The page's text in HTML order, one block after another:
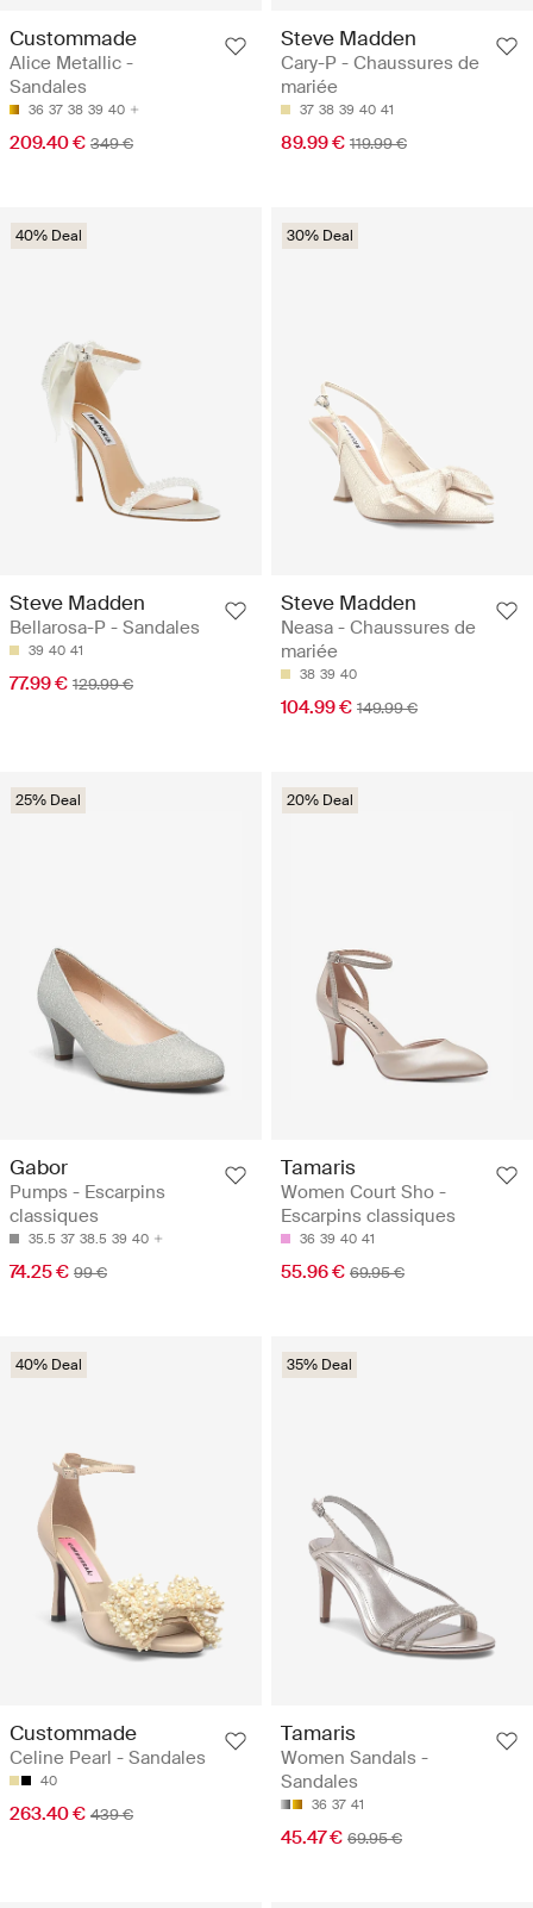
Custommade
Alice Metallic -
Sandales
36 37 38 39 40
209.40 € 349 €
Steve Madden
Cary-P - Chaussures de
mariée
37 38 39 40 41
89.99 € 119.99 €
40% Deal
Steve Madden
Bellarosa-P - Sandales
39 40 41
77.99 € 129.99 €
30% Deal
Steve Madden
Neasa - Chaussures de
mariée
38 39 40
104.99 € 149.99 €
25% Deal
Gabor
Pumps - Escarpins
classiques
35.5 37 38.5 39 40
74.25 € 99 €
20% Deal
Tamaris
Women Court Sho -
Escarpins classiques
36 39 40 41
55.96 € 69.95 €
40% Deal
Custommade
Celine Pearl - Sandales
40
263.40 € 439 €
35% Deal
Tamaris
Women Sandals -
Sandales
36 37 41
45.47 € 69.95 €